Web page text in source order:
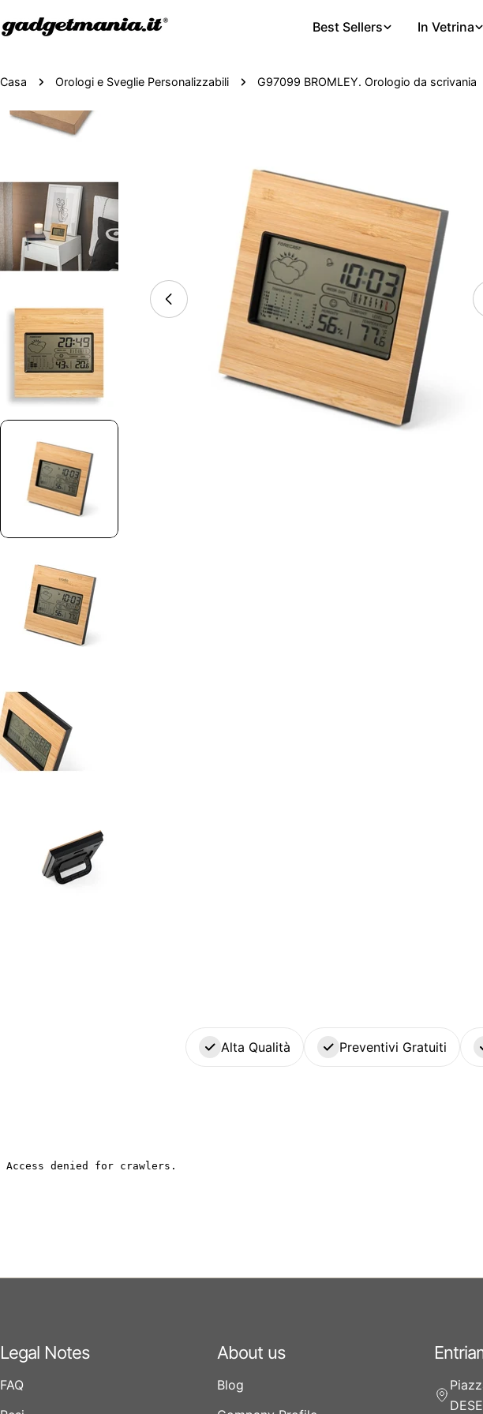
Best Sellers In Vetrina
Casa Orologi e Sveglie Personalizzabili G97099 BROMLEY. Orologio da scrivania
Alta Qualità Preventivi Gratuiti
Legal Notes
FAQ
About us
Blog